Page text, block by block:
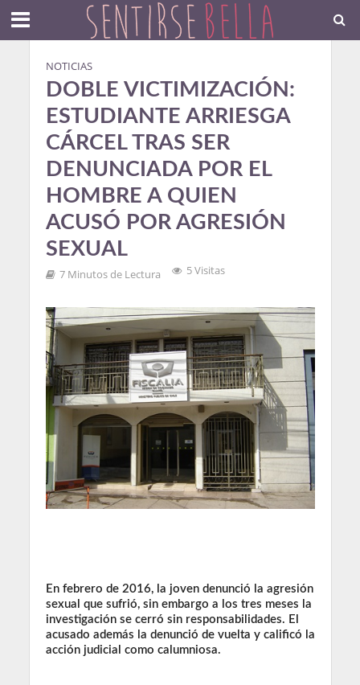
NOTICIAS
DOBLE VICTIMIZACIÓN:
ESTUDIANTE ARRIESGA
CÁRCEL TRAS SER
DENUNCIADA POR EL
HOMBRE A QUIEN
ACUSÓ POR AGRESIÓN
SEXUAL
7 Minutos de Lectura 5 Visitas
En febrero de 2016, la joven denunció la agresión
sexual que sufrió, sin embargo a los tres meses la
investigación se cerró sin responsabilidades. El
acusado además la denunció de vuelta y calificó la
acción judicial como calumniosa.